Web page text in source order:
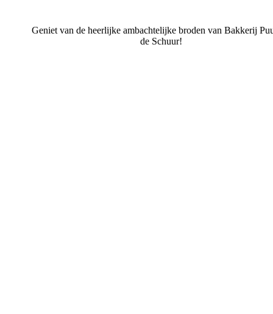
Geniet van de heerlijke ambachtelijke broden van Bakkerij
de Schuur!